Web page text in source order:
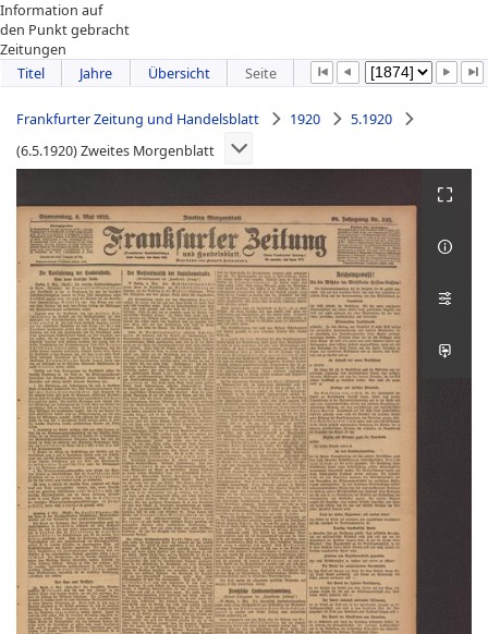
Information auf
den Punkt gebracht
Zeitungen
Titel
Jahre Übersicht Seite
Frankfurter Zeitung und Handelsblatt 1920
5.1920
(6.5.1920) Zweites Morgenblatt